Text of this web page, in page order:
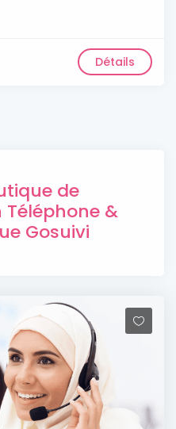
Détails
de
Téléphone &
Gosuivi